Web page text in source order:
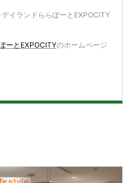
イランドららぽーとEXPOCITY
ーとEXPOCITYのホームページ